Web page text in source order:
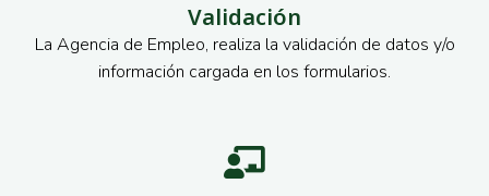
Validación
La Agencia de Empleo, realiza la validación de datos y/o
información cargada en los formularios.